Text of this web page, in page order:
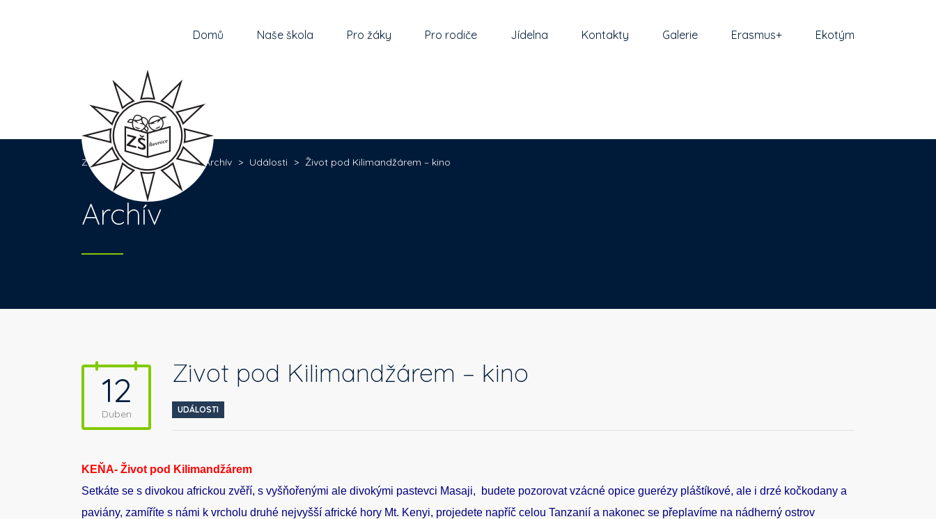
Domů Naše škola Pro žáky Pro rodiče Jídelna Kontakty Galerie Erasmus+ Ekotým
Základní škola Řevnice > Archív > Události > Život pod Kilimandžárem – kino
Archív
12
Duben
Život pod Kilimandžárem – kino
UDÁLOSTI
KEŇA- Život pod Kilimandžárem
Setkáte se s divokou africkou zvěří, s vyšňořenými ale divokými pastevci Masaji, budete pozorovat vzácné opice guerézy pláštíkové, ale i drzé kočkodany a
paviány, zamíříte s námi k vrcholu druhé nejvyšší africké hory Mt. Kenyi, projedete napříč celou Tanzanií a nakonec se přeplavíme na nádherný ostrov